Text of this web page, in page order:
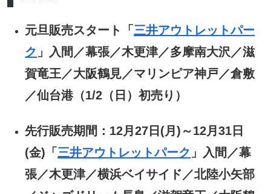
元旦販売スタート「三井アウトレットパー
ク 」入間／幕張／木更津／多摩南大沢／滋
賀竜王／大阪鶴見／マリンピア神戸／倉敷
／仙台港（1/2（日）初売り）
先行販売期間：12月27日(月)～12月31日
(金)「三井アウトレットパーク 」入間／幕
張／木更津／横浜ベイサイド／北陸小矢部